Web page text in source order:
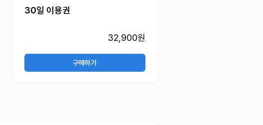
30일 이용권
32,900원
구매하기